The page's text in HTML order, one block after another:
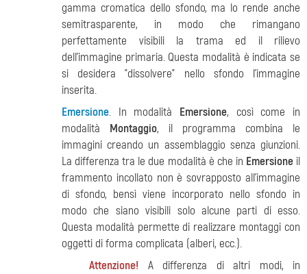
gamma cromatica dello sfondo, ma lo rende anche
semitrasparente, in modo che rimangano
perfettamente visibili la trama ed il rilievo
dell’immagine primaria. Questa modalità è indicata se
si desidera "dissolvere" nello sfondo l’immagine
inserita.
Emersione. In modalità Emersione, così come in
modalità Montaggio, il programma combina le
immagini creando un assemblaggio senza giunzioni.
La differenza tra le due modalità è che in Emersioneil
frammento incollato non è sovrapposto all’immagine
di sfondo, bensì viene incorporato nello sfondo in
modo che siano visibili solo alcune parti di esso.
Questa modalità permette di realizzare montaggi con
oggetti di forma complicata (alberi, ecc.).
Attenzione! A differenza di altri modi, in